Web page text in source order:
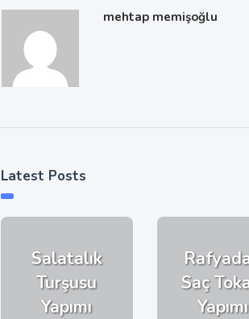
mehtap memişoğlu
Latest Posts
Salatalık
Turşusu
Yapımı
Saç
Yapımı